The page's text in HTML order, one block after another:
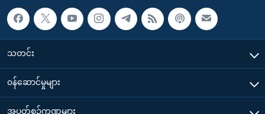
သတင်း
၀န်ဆောင်မှုများ
အပတ်စဉ်ကဏ္ဍများ